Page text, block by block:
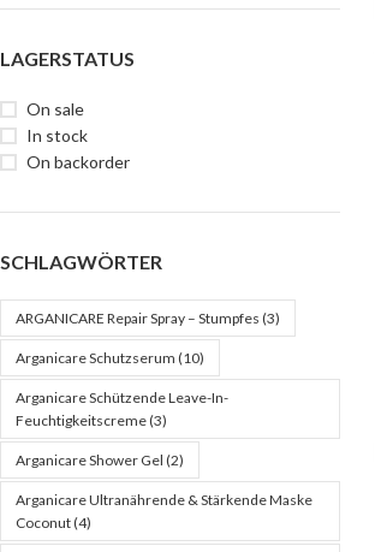
LAGERSTATUS
On sale
In stock
On backorder
SCHLAGWÖRTER
ARGANICARE Repair Spray – Stumpfes (3)
Arganicare Schutzserum (10)
Arganicare Schützende Leave-In-
Feuchtigkeitscreme(3)
Arganicare Shower Gel (2)
Arganicare Ultranährende & Stärkende Maske
Coconut(4)